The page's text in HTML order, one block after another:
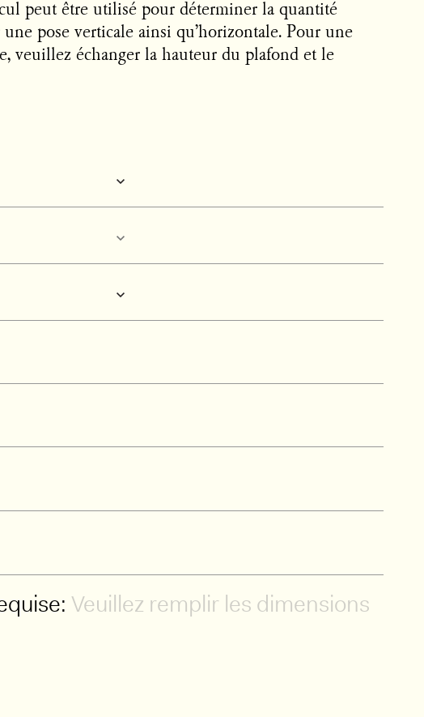
peut être utilisé pour déterminer la quantité
une pose verticale ainsi qu’horizontale. Pour une
veuillez échanger la hauteur du plafond et le
Veuillez remplir les dimensions